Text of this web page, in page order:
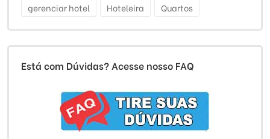
gerenciar hotel
Hoteleira Quartos
Está com Dúvidas? Acesse nosso FAQ